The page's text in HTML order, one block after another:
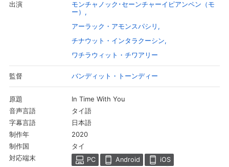
出演
モンチャノック･セーンチャーイピアンペン（モ
ー）
アーラック・アモンスパシリ
チナウット・インタラクーシン
ワチラウィット・チワアリー
監督 バンディット・トーンディー
原題 In Time With You
音声言語 タイ語
字幕言語 日本語
制作年 2020
制作国 タイ
対応端末 PC Android
iOS